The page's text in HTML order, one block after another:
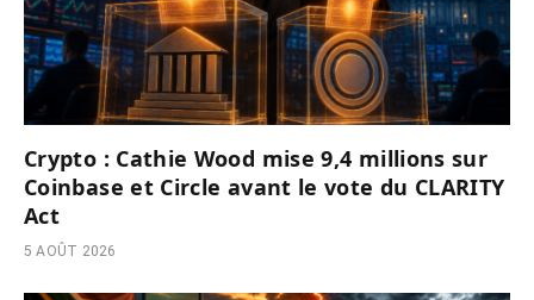
Crypto : Cathie Wood mise 9,4 millions sur
Coinbase et Circle avant le vote du CLARITY
Act
5 AOÛT 2026